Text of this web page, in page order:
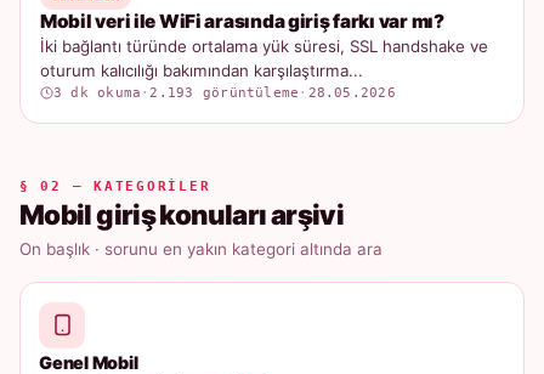
Mobil veri ile WiFi arasında giriş farkı var mı?
İki bağlantı türünde ortalama yük süresi, SSL handshake ve
oturum kalıcılığı bakımından karşılaştırma...
3 dk okuma ·2.193 görüntüleme · 28.05.2026
§ 02 — KATEGORILER
Mobil giriş konuları arşivi
On başlık · sorunu en yakın kategori altında ara
Genel Mobil